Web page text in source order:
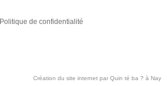
Politique de confidentialité
Création du site internet par Quin té ba ? à Nay